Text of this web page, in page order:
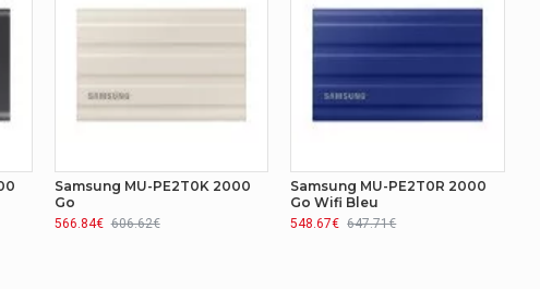
Samsung MU-PE2T0K 2000
Go
566.84€ 606.62€
Samsung MU-PE2T0R 2000
Go Wifi Bleu
548.67€ 647.71€